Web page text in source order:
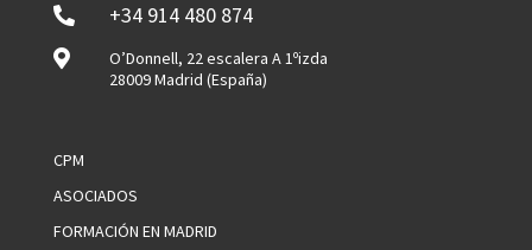

+34 914 480 874

O’Donnell, 22 escalera A 1ºizda
28009 Madrid (España)
CPM
ASOCIADOS
FORMACIÓN EN MADRID